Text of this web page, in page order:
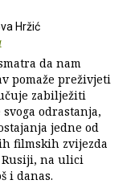
Hržić
da nam
pomaže preživjeti
zabilježiti
odrastanja,
jedne od
filmskih zvijezda
na ulici
i danas.